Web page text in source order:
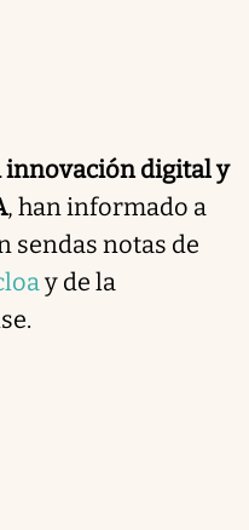
digital y
, han informado a
sendas notas de
y de la